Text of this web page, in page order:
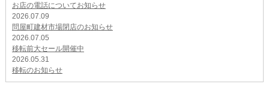
お店の電話についてお知らせ
2026.07.09
問屋町建材市場閉店のお知らせ
2026.07.05
移転前大セール開催中
2026.05.31
移転のお知らせ